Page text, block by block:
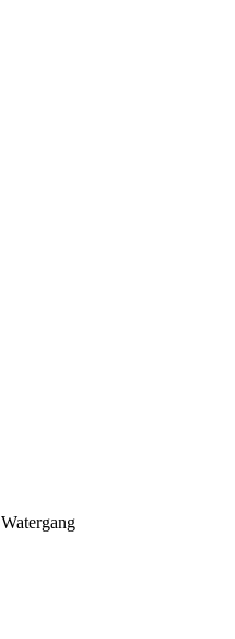
Watergang